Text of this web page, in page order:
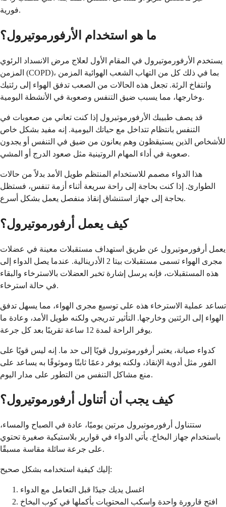
فورية.
ما هو استخدام الأرفورموتيرول؟
يستخدم الأرفورموتيرول في المقام الأول لعلاج مرض الانسداد الرئوي
المزمن (COPD)، بما في ذلك كل من التهاب الشعب الهوائية المزمن
وانتفاخ الرئة. تجعل هذه الحالات من الصعب تدفق الهواء إلى رئتيك
وخارجها، مما يسبب ضيق التنفس وصعوبة في الأنشطة اليومية.
قد يصف طبيبك الأرفورموتيرول إذا كنت تعاني من صعوبات في
التنفس بانتظام تتداخل مع حياتك اليومية. إنه مفيد بشكل خاص
للأشخاص الذين يستيقظون وهم يعانون من ضيق في التنفس أو يجدون
صعوبة في أداء المهام الروتينية مثل صعود الدرج أو المشي.
هذا الدواء مصمم للاستخدام المنتظم طويل الأمد بدلاً من حالات
الطوارئ. إذا كنت بحاجة إلى راحة سريعة أثناء أزمة تنفس، فستظل
بحاجة إلى جهاز استنشاق إنقاذ منفصل يعمل بشكل أسرع.
كيف يعمل أرفورموتيرول؟
يعمل أرفورموتيرول عن طريق استهداف مستقبلات معينة في عضلات
مجرى الهواء تسمى مستقبلات بيتا 2 الأدرينالية. عندما يصل الدواء إلى
هذه المستقبلات، فإنه يرسل إشارة تخبر العضلات بالاسترخاء والبقاء
في حالة استرخاء.
تساعد عملية الاسترخاء هذه على توسيع مجرى الهواء، مما يسهل تدفق
الهواء إلى الرئتين وخارجها. التأثير تدريجي ولكنه طويل الأمد، وعادة ما
يوفر الراحة لمدة 12 ساعة تقريبًا بعد كل جرعة.
كدواء صيانة، يعتبر أرفورموتيرول قويًا إلى حد ما. إنه ليس قويًا على
الفور مثل أدوية الإنقاذ، ولكنه يوفر دعمًا ثابتًا وموثوقًا به يساعد على
منع مشاكل التنفس من التطور على مدار اليوم.
كيف يجب أن أتناول أرفورموتيرول؟
ستتناول أرفورموتيرول مرتين يوميًا، عادة في الصباح والمساء،
باستخدام جهاز البخاخ. يأتي الدواء في قوارير بلاستيكية صغيرة تحتوي
على جرعة سائلة مقاسة مسبقًا.
إليك كيفية استخدامه بشكل صحيح:
اغسل يديك جيدًا قبل التعامل مع الدواء
افتح قارورة واحدة واسكب المحتويات بأكملها في كوب البخاخ